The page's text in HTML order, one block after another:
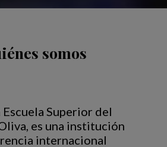
somos
Escuela Superior del
es una institución
internacional